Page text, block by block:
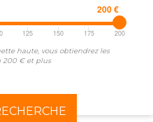
200 €
125 150 175
200
haute, vous obtiendrez les
200 € et plus